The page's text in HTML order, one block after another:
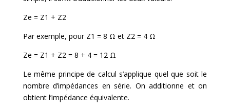
Ze = Z1 + Z2
Par exemple, pour Z1 = 8 Ω et Z2 = 4 Ω
Ze = Z1 + Z2 = 8 + 4 = 12 Ω
Le même principe de calcul s’applique quel que soit le
nombre d’impédances en série. On additionne et on
obtient l’impédance équivalente.